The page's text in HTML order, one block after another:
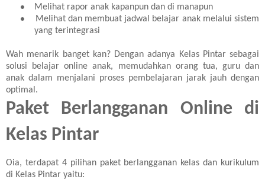
● Melihat rapor anak kapanpun dan di manapun
●
Melihat dan membuat jadwal belajar anak melalui sistem
yang terintegrasi
Wah menarik banget kan? Dengan adanya Kelas Pintar sebagai
solusi belajar online anak, memudahkan orang tua, guru dan
anak dalam menjalani proses pembelajaran jarak jauh dengan
optima l.
Paket Berlangganan Online di
Kelas Pintar
Oia, terdapat 4 pilihan paket berlangganan kelas dan kurikulum
di Kelas Pintar yaitu: